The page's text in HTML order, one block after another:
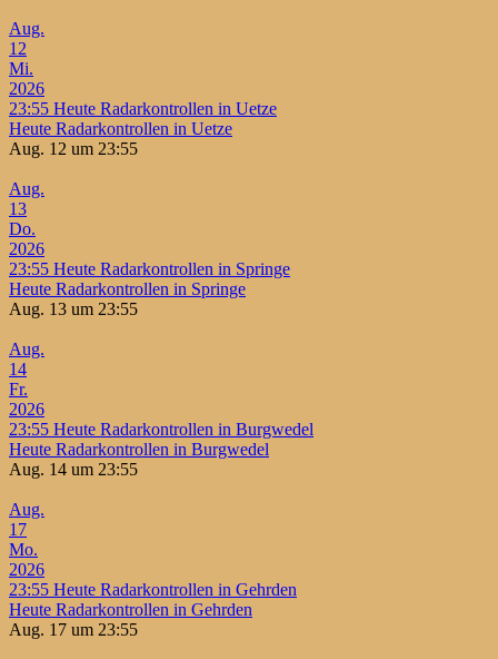
Aug.
12
Mi.
2026
23:55 Heute Radarkontrollen in Uetze
Heute Radarkontrollen in Uetze
Aug. 12 um 23:55
Aug.
13
Do.
2026
23:55 Heute Radarkontrollen in Springe
Heute Radarkontrollen in Springe
Aug. 13 um 23:55
Aug.
14
Fr.
2026
23:55 Heute Radarkontrollen in Burgwedel
Heute Radarkontrollen in Burgwedel
Aug. 14 um 23:55
Aug.
17
Mo.
2026
23:55 Heute Radarkontrollen in Gehrden
Heute Radarkontrollen in Gehrden
Aug. 17 um 23:55